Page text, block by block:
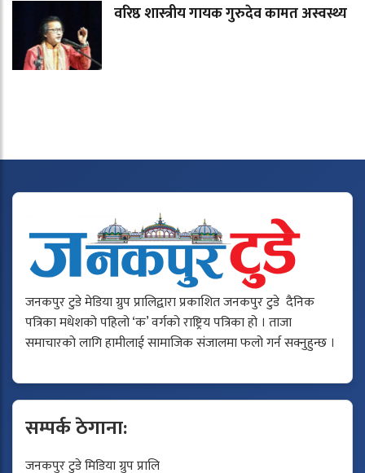
वरिष्ठ शास्त्रीय गायक गुरुदेव कामत अस्वस्थ्य
जनकपुर टुडे मेडिया ग्रुप प्रालिद्वारा प्रकाशित जनकपुर टुडे दैनिक
पत्रिका मधेशको पहिलो ‘क’ वर्गको राष्ट्रिय पत्रिका हो । ताजा
समाचारको लागि हामीलाई सामाजिक संजालमा फलो गर्न सक्नुहुन्छ ।
सम्पर्क ठेगाना:
जनकपुर टुडे मिडिया ग्रुप प्रालि